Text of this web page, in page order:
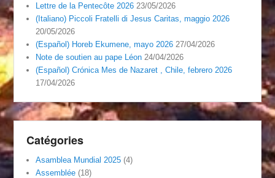
Lettre de la Pentecôte 2026 23/05/2026
(Italiano) Piccoli Fratelli di Jesus Caritas, maggio 2026
20/05/2026
(Español) Horeb Ekumene, mayo 2026 27/04/2026
Note de soutien au pape Léon 24/04/2026
(Español) Crónica Mes de Nazaret , Chile, febrero 2026
17/04/2026
Catégories
Asamblea Mundial 2025 (4)
Assemblée (18)